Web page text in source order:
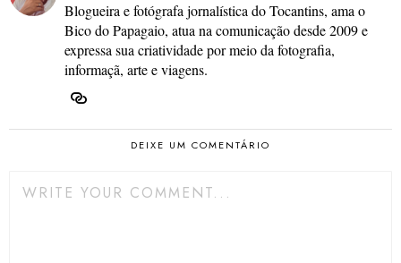
Blogueira e fotógrafa jornalística do Tocantins, ama o
Bico do Papagaio, atua na comunicação desde 2009 e
expressa sua criatividade por meio da fotografia,
informaçã, arte e viagens.
DEIXE UM COMENTÁRIO